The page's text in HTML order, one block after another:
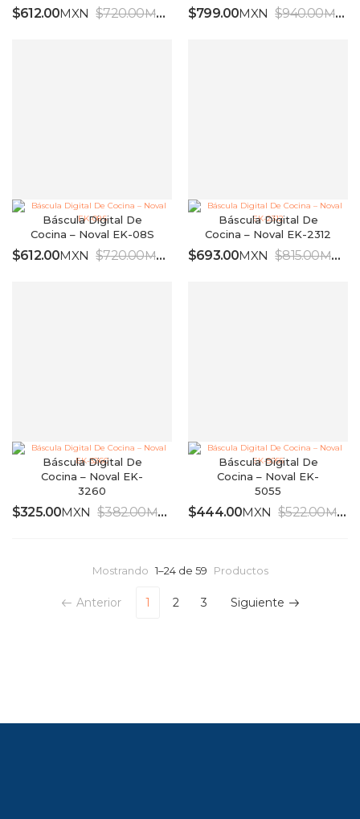
$612.00MXN $720.00MXN IVA INCLUIDO
$799.00MXN $940.00MXN
Báscula Digital De
Cocina – Noval EK-08S
$612.00MXN $720.00MXN IVA INCLUIDO
Báscula Digital De
Cocina – Noval EK-2312
$693.00MXN $815.00MXN
Báscula Digital De
Cocina – Noval EK-
3260
$325.00MXN $382.00MXN IVA INCLUIDO
Báscula Digital De
Cocina – Noval EK-
5055
$444.00MXN $522.00MXN
Mostrando 1–24 de 59 Productos
Anterior 1 2 3 Siguiente